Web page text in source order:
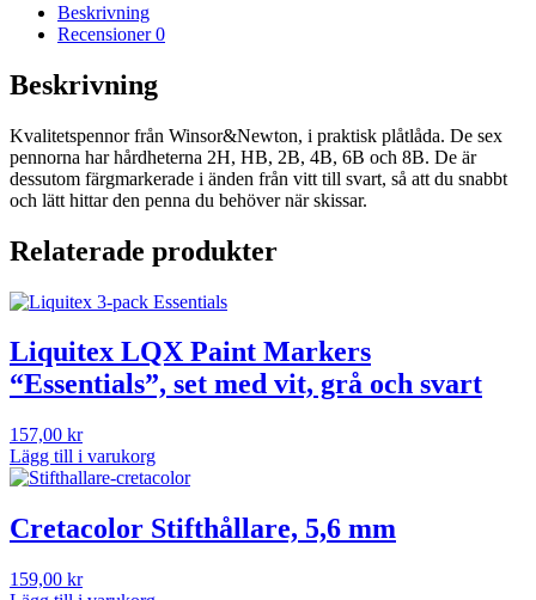
Beskrivning
Recensioner0
Beskrivning
Kvalitetspennor från Winsor&Newton, i praktisk plåtlåda. De sex
pennorna har hårdheterna 2H, HB, 2B, 4B, 6B och 8B. De är
dessutom färgmarkerade i änden från vitt till svart, så att du snabbt
och lätt hittar den penna du behöver när skissar.
Relaterade produkter
Liquitex LQX Paint Markers
“Essentials”, set med vit, grå och svart
157,00 kr
Lägg till i varukorg
Cretacolor Stifthållare, 5,6 mm
159,00 kr